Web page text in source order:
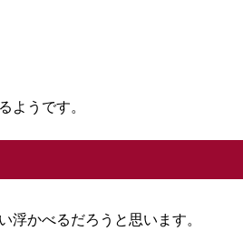
ようです。
浮かべるだろうと思います。